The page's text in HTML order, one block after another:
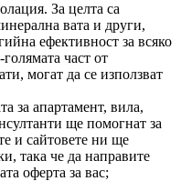
За целта са
вата и други,
ефективност за всяко
част от
могат да се използват
за апартамент, вила,
ще помогнат за
и сайтовете ни ще
така че да направите
оферта за вас;